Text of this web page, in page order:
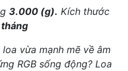
3.000 (g). Kích thước
vừa mạnh mẽ về âm
RGB sống động? Loa